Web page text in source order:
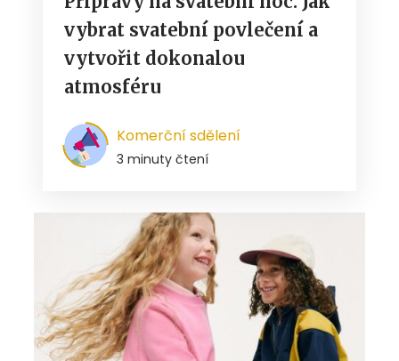
vybrat svatební povlečení a
vytvořit dokonalou
atmosféru
Komerční sdělení
3 minuty čtení